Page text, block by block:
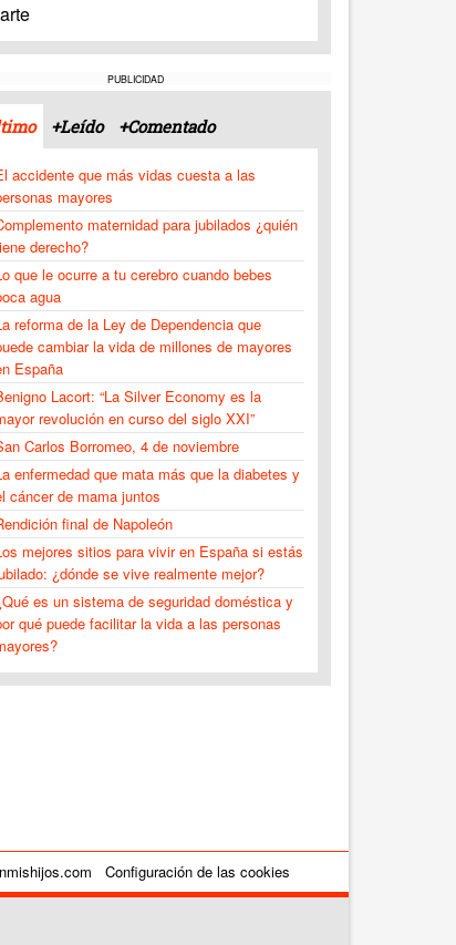
PUBLICIDAD
+Leído +Comentado
accidente que más vidas cuesta a las
mayores
maternidad para jubilados ¿quién
derecho?
que le ocurre a tu cerebro cuando bebes
agua
reforma de la Ley de Dependencia que
cambiar la vida de millones de mayores
España
Lacort: “La Silver Economy es la
revolución en curso del siglo XXI”
Carlos Borromeo, 4 de noviembre
enfermedad que mata más que la diabetes y
cáncer de mama juntos
final de Napoleón
mejores sitios para vivir en España si estás
¿dónde se vive realmente mejor?
es un sistema de seguridad doméstica y
qué puede facilitar la vida a las personas
Configuración de las cookies